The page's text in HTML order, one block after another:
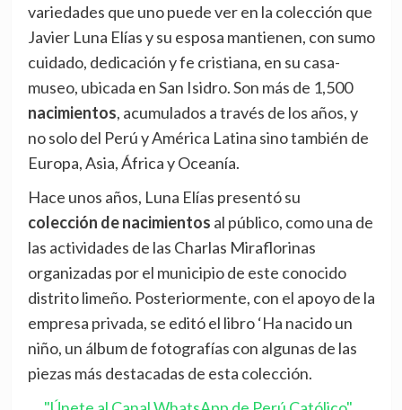
variedades que uno puede ver en la colección que
Javier Luna Elías y su esposa mantienen, con sumo
cuidado, dedicación y fe cristiana, en su casa-
museo, ubicada en San Isidro. Son más de 1,500
nacimientos, acumulados a través de los años, y
no solo del Perú y América Latina sino también de
Europa, Asia, África y Oceanía.
Hace unos años, Luna Elías presentó su
colección de nacimientos al público, como una de
las actividades de las Charlas Miraflorinas
organizadas por el municipio de este conocido
distrito limeño. Posteriormente, con el apoyo de la
empresa privada, se editó el libro ‘Ha nacido un
niño, un álbum de fotografías con algunas de las
piezas más destacadas de esta colección.